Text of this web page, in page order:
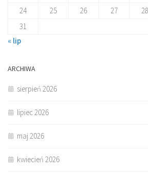
24
25 26 27 28
31
« lip
ARCHIWA
sierpień 2026
lipiec 2026
maj 2026
kwiecień 2026